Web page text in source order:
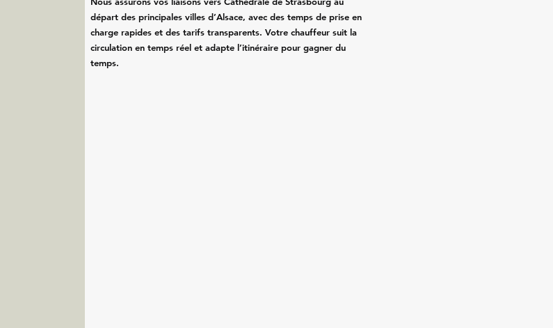
départ des principales villes d’Alsace, avec des temps de prise en
charge rapides et des tarifs transparents. Votre chauffeur suit la
circulation en temps réel et adapte l’itinéraire pour gagner du
temps.